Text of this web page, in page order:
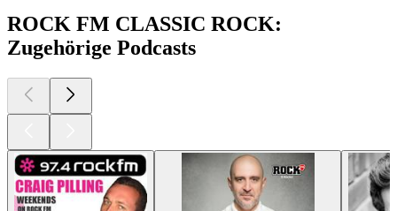
ROCK FM CLASSIC ROCK:
Zugehörige Podcasts